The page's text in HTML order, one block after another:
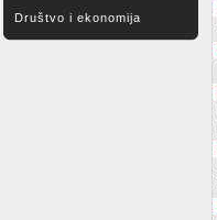
Društvo i ekonomija